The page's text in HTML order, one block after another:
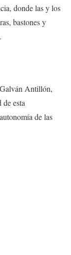
donde las y los
bastones y
Antillón,
esta
de las